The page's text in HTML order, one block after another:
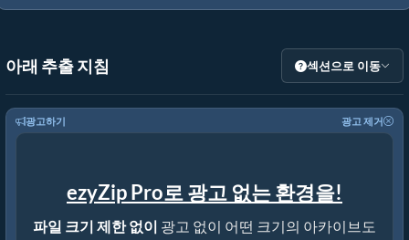
아래 추출 지침 섹션으로 이동
광고하기 광고 제거
ezyZip Pro로 광고 없는 환경을!
파일 크기 제한 없이 광고 없이 어떤 크기의 아카이브도